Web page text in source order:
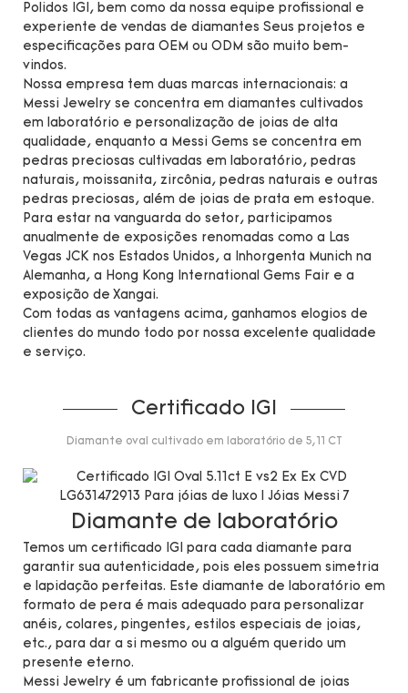
Polidos IGI, bem como da nossa equipe profissional e
experiente de vendas de diamantes Seus projetos e
especificações para OEM ou ODM são muito bem-
vindos.
Nossa empresa tem duas marcas internacionais: a
Messi Jewelry se concentra em diamantes cultivados
em laboratório e personalização de joias de alta
qualidade, enquanto a Messi Gems se concentra em
pedras preciosas cultivadas em laboratório, pedras
naturais, moissanita, zircônia, pedras naturais e outras
pedras preciosas, além de joias de prata em estoque.
Para estar na vanguarda do setor, participamos
anualmente de exposições renomadas como a Las
Vegas JCK nos Estados Unidos, a Inhorgenta Munich na
Alemanha, a Hong Kong International Gems Fair e a
exposição de Xangai.
Com todas as vantagens acima, ganhamos elogios de
clientes do mundo todo por nossa excelente qualidade
e serviço.
Certificado IGI
Diamante oval cultivado em laboratório de 5,11 CT
Diamante de laboratório
Temos um certificado IGI para cada diamante para
garantir sua autenticidade, pois eles possuem simetria
e lapidação perfeitas. Este diamante de laboratório em
formato de pera é mais adequado para personalizar
anéis, colares, pingentes, estilos especiais de joias,
etc., para dar a si mesmo ou a alguém querido um
presente eterno.
Messi Jewelry é um fabricante profissional de joias